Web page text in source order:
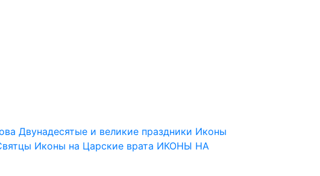
Двунадесятые и великие праздники Иконы
Иконы на Царские врата ИКОНЫ НА